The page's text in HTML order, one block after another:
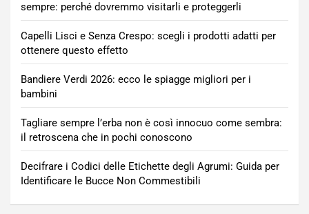
sempre: perché dovremmo visitarli e proteggerli
Capelli Lisci e Senza Crespo: scegli i prodotti adatti per
ottenere questo effetto
Bandiere Verdi 2026: ecco le spiagge migliori per i
bambini
Tagliare sempre l’erba non è così innocuo come sembra:
il retroscena che in pochi conoscono
Decifrare i Codici delle Etichette degli Agrumi: Guida per
Identificare le Bucce Non Commestibili